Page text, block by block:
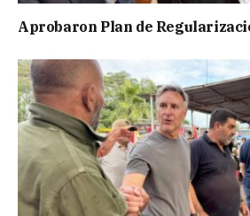
Aprobaron Plan de